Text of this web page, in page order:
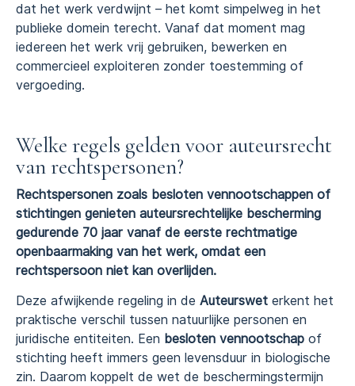
dat het werk verdwijnt – het komt simpelweg in het
publieke domein terecht. Vanaf dat moment mag
iedereen het werk vrij gebruiken, bewerken en
commercieel exploiteren zonder toestemming of
vergoeding.
Welke regels gelden voor auteursrecht
van rechtspersonen?
Rechtspersonen zoals besloten vennootschappen of
stichtingen genieten auteursrechtelijke bescherming
gedurende 70 jaar vanaf de eerste rechtmatige
openbaarmaking van het werk, omdat een
rechtspersoon niet kan overlijden.
Deze afwijkende regeling in de Auteurswet erkent het
praktische verschil tussen natuurlijke personen en
juridische entiteiten. Een besloten vennootschap of
stichting heeft immers geen levensduur in biologische
zin. Daarom koppelt de wet de beschermingstermijn